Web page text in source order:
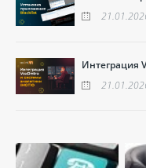
Интеграция